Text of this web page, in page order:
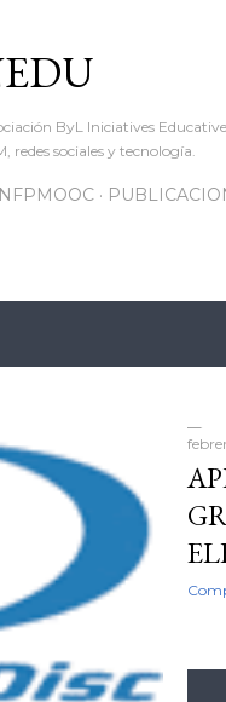
ByL Iniciatives
redes sociales y tecnología.